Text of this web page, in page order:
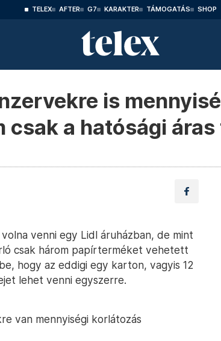
TELEX AFTER G7 KARAKTER TÁMOGATÁS SHOP
is
csak a hatósági
venni egy Lidl áruházban, de mint
csak három papírterméket vehetett
hogy az eddigi egy karton, vagyis 12
lehet venni egyszerre.
van mennyiségi korlátozás